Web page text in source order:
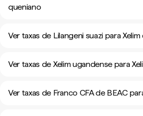
queniano
Ver taxas de Lilangeni suazi para
Ver taxas de Xelim ugandense para
Ver taxas de Franco CFA de BEAC